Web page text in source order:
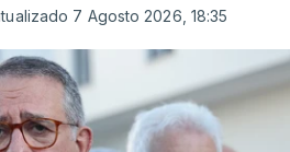
7 Agosto 2026, 18:35